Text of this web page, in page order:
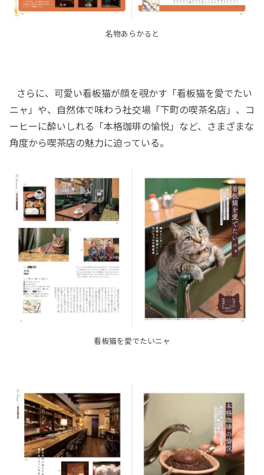
名物あらかると
さらに、可愛い看板猫が顔を覗かす「看板猫を愛でたい
ニャ」や、自然体で味わう社交場「下町の喫茶名店」、コ
ーヒーに酔いしれる「本格珈琲の愉悦」など、さまざまな
角度から喫茶店の魅力に迫っている。
看板猫を愛でたいニャ